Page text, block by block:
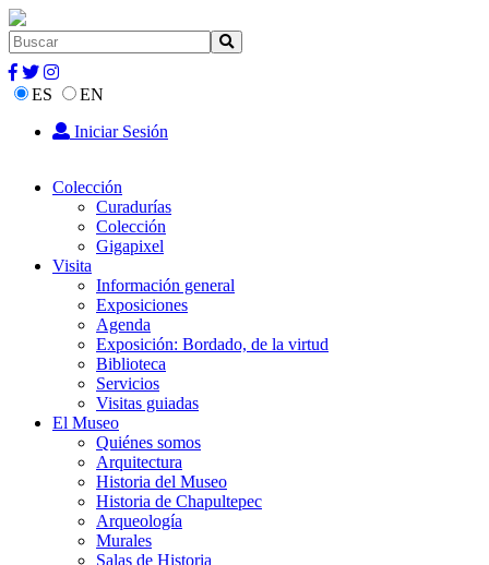
ES
EN
Iniciar Sesión
Colección
Curadurías
Colección
Gigapixel
Visita
Información general
Exposiciones
Agenda
Exposición: Bordado, de la virtud
Biblioteca
Servicios
Visitas guiadas
El Museo
Quiénes somos
Arquitectura
Historia del Museo
Historia de Chapultepec
Arqueología
Murales
Salas de Historia